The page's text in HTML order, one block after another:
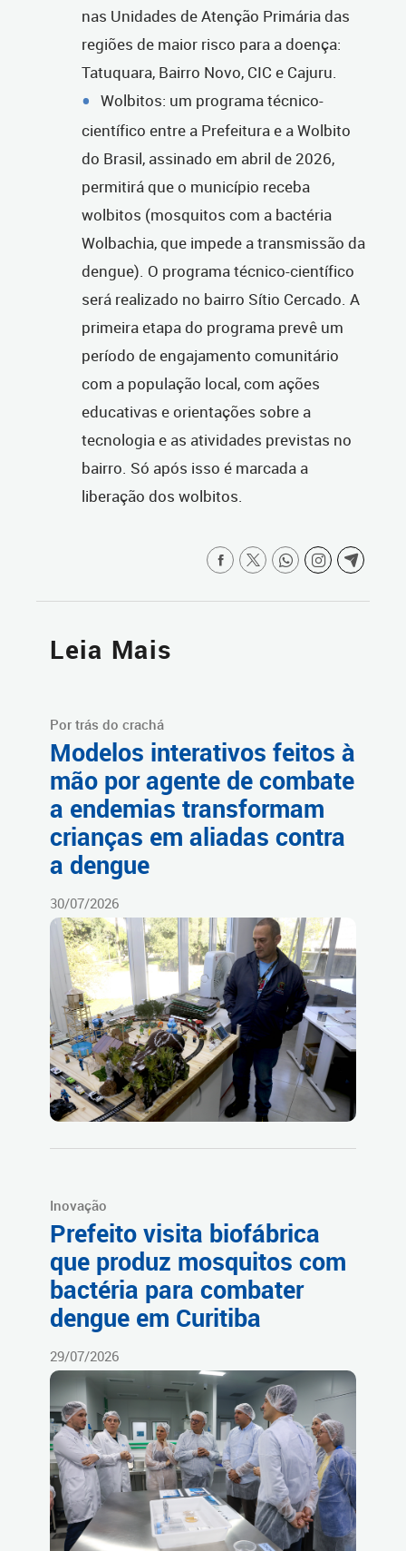
nas Unidades de Atenção Primária das
regiões de maior risco para a doença:
Tatuquara, Bairro Novo, CIC e Cajuru.
Wolbitos: um programa técnico-
científico entre a Prefeitura e a Wolbito
do Brasil, assinado em abril de 2026,
permitirá que o município receba
wolbitos (mosquitos com a bactéria
Wolbachia, que impede a transmissão da
dengue). O programa técnico-científico
será realizado no bairro Sítio Cercado. A
primeira etapa do programa prevê um
período de engajamento comunitário
com a população local, com ações
educativas e orientações sobre a
tecnologia e as atividades previstas no
bairro. Só após isso é marcada a
liberação dos wolbitos.
Leia Mais
Por trás do crachá
Modelos interativos feitos à
mão por agente de combate
a endemias transformam
crianças em aliadas contra
a dengue
30/07/2026
Inovação
Prefeito visita biofábrica
que produz mosquitos com
bactéria para combater
dengue em Curitiba
29/07/2026